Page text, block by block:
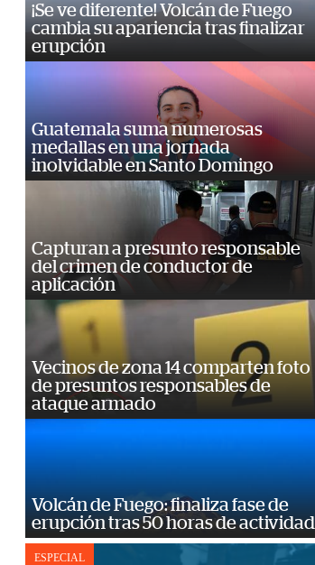
¡Se ve diferente! Volcán de Fuego
cambia su apariencia tras finalizar
erupción
Guatemala suma numerosas
medallas en una jornada
inolvidable en Santo Domingo
Capturan a presunto responsable
del crimen de conductor de
aplicación
Vecinos de zona 14 comparten foto
de presuntos responsables de
ataque armado
Volcán de Fuego: finaliza fase de
erupción tras 50 horas de actividad
ESPECIAL